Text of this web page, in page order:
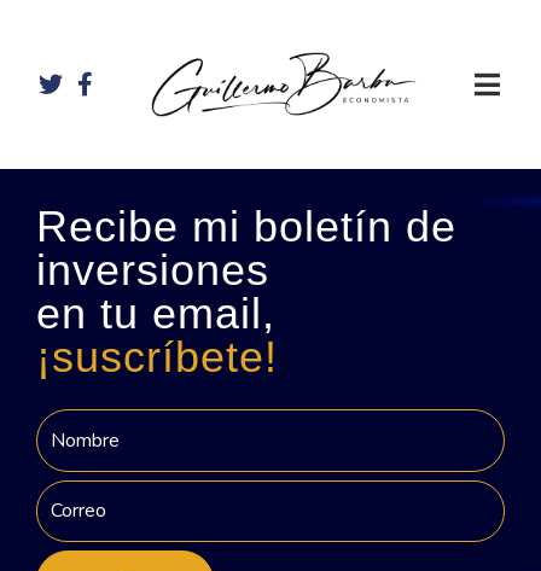
Recibe mi boletín de
inversiones
en tu email,
¡suscríbete!